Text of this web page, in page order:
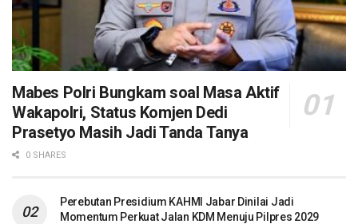
Mabes Polri Bungkam soal Masa Aktif
Wakapolri, Status Komjen Dedi
Prasetyo Masih Jadi Tanda Tanya
0 SHARES
Perebutan Presidium KAHMI Jabar Dinilai Jadi
Momentum Perkuat Jalan KDM Menuju Pilpres 2029